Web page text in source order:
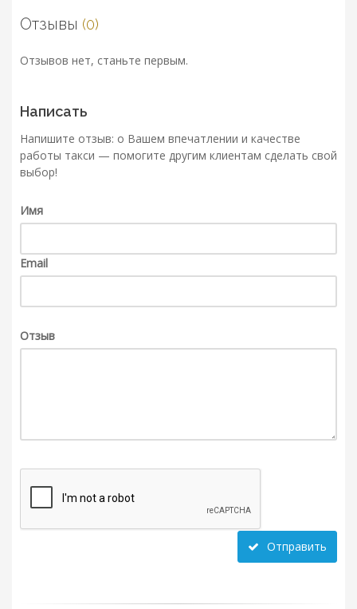
Отзывы (0)
Отзывов нет, станьте первым.
Написать
Напишите отзыв: о Вашем впечатлении и качестве
работы такси — помогите другим клиентам сделать свой
выбор!
Имя
Email
Отзыв
Отправить